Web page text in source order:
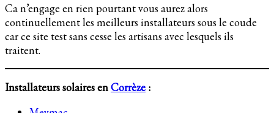
Ca n’engage en rien pourtant vous aurez alors
continuellement les meilleurs installateurs sous le coude
car ce site test sans cesse les artisans avec lesquels ils
traitent.
Installateurs solaires enCorrèze :